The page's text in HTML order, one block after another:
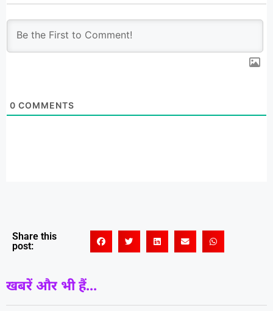
0 COMMENTS
Share this
post:
खबरें और भी हैं...